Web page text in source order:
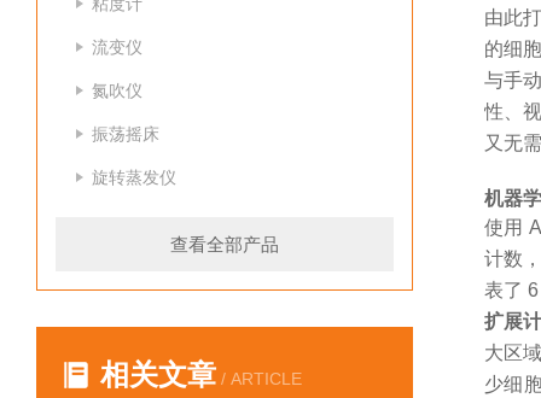
流变仪
氮吹仪
振荡摇床
旋转蒸发仪
查看全部产品
相关文章 / ARTICLE
由此
的细
与手
性、
又无
机器
使用
计数
表了
扩展
大区
少细